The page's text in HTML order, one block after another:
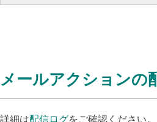
メールアクションの
詳細は配信ログをご確認ください。